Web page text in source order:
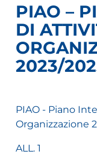
PIAO –
DI
2023/
PIAO - Piano
Organizzazione
ALL. 1